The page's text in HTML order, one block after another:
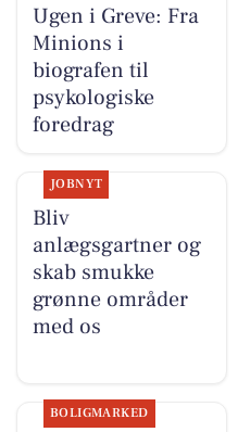
Ugen i Greve: Fra
Minions i
biografen til
psykologiske
foredrag
JOBNYT
Bliv
anlægsgartner og
skab smukke
grønne områder
med os
BOLIGMARKED